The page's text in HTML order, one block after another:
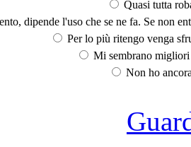
Quasi tutta
dipende l'uso che se ne fa. Se non
Per lo più ritengo venga
Mi sembrano
Non ho